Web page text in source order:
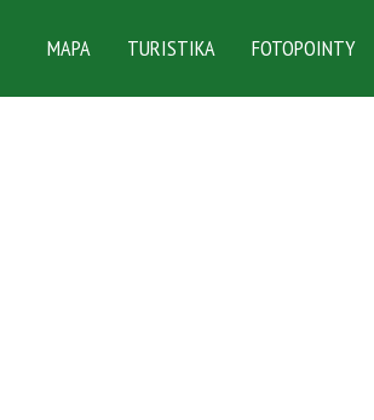
MAPA TURISTIKA FOTOPOINTY